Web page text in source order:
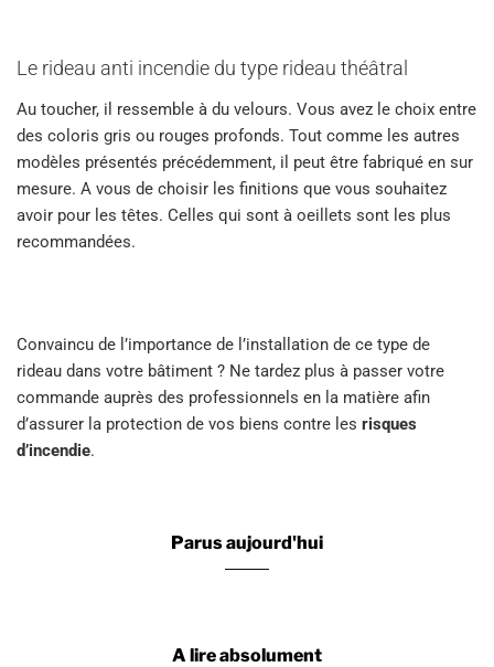
Le rideau anti incendie du type rideau théâtral
Au toucher, il ressemble à du velours. Vous avez le choix entre
des coloris gris ou rouges profonds. Tout comme les autres
modèles présentés précédemment, il peut être fabriqué en sur
mesure. A vous de choisir les finitions que vous souhaitez
avoir pour les têtes. Celles qui sont à oeillets sont les plus
recommandées.
Convaincu de l’importance de l’installation de ce type de
rideau dans votre bâtiment ? Ne tardez plus à passer votre
commande auprès des professionnels en la matière afin
d’assurer la protection de vos biens contre les risques
d’incendie.
Parus aujourd'hui
A lire absolument